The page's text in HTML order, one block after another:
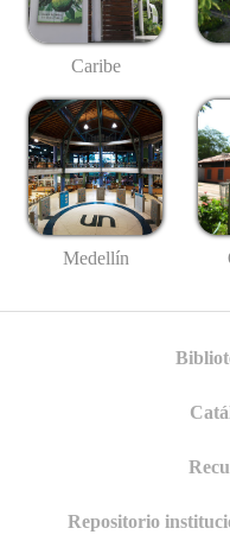
Caribe
Medellín
Repositorio